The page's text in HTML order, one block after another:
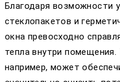
Благодаря возможности
стеклопакетов и
окна превосходно
тепла внутри помещения.
например, может